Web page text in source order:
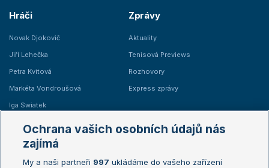
Hráči
Novak Djokovič
Jiří Lehečka
Petra Kvitová
Markéta Vondroušová
Iga Swiatek
Zprávy
Aktuality
Tenisová Previews
Rozhovory
Express zprávy
Žebříčky
Žebříček ATP (muži)
Australian Open
Ochrana vašich osobních údajů nás
zajímá
My a naši partneři 997 ukládáme do vašeho zařízení